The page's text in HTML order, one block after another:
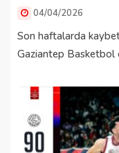
04/04/2026
Son haftalarda
Gaziantep Basketbol